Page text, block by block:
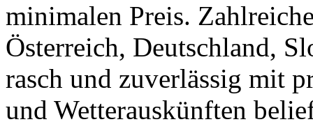
minimalen Preis.
Österreich, Deutschland,
rasch und zuverlässig mit
und Wetterauskünften